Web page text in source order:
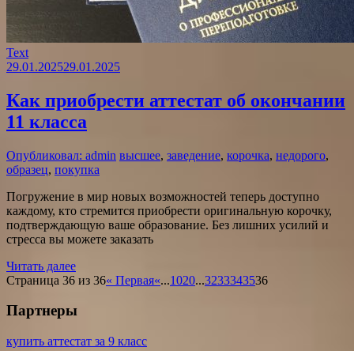
Text
29.01.202529.01.2025
Как приобрести аттестат об окончании
11 класса
Опубликовал: admin высшее, заведение, корочка, недорого,
образец, покупка
Погружение в мир новых возможностей теперь доступно
каждому, кто стремится приобрести оригинальную корочку,
подтверждающую ваше образование. Без лишних усилий и
стресса вы можете заказать
Читать далее
Страница 36 из 36« Первая«...1020...3233343536
Партнеры
купить аттестат за 9 класс